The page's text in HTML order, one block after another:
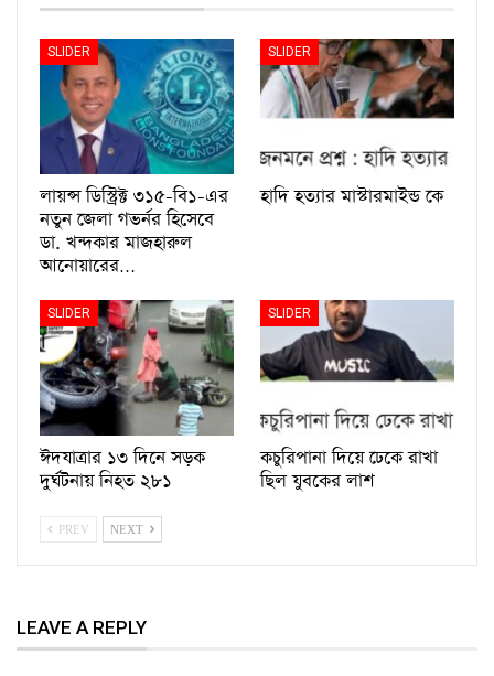
SLIDER
লায়ন্স ডিস্ট্রিক্ট ৩১৫-বি১-এর
নতুন জেলা গভর্নর হিসেবে
ডা. খন্দকার মাজহারুল
আনোয়ারের…
SLIDER
হাদি হত্যার মাস্টারমাইন্ড কে
SLIDER
ঈদযাত্রার ১৩ দিনে সড়ক
দুর্ঘটনায় নিহত ২৮১
SLIDER
কচুরিপানা দিয়ে ঢেকে রাখা
ছিল যুবকের লাশ
PREV NEXT
LEAVE A REPLY